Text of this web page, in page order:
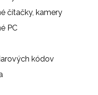
čítačky, kamery
PC
kódov